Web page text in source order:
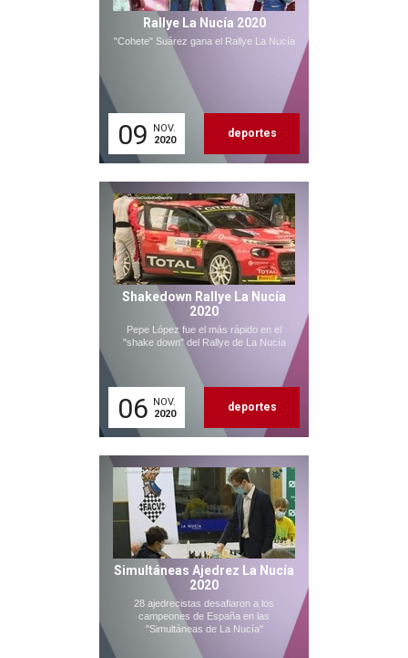
Rallye La Nucía 2020
"Cohete" Suárez gana el Rallye La Nucía
09
NOV.
2020
deportes
Shakedown Rallye La Nucía
2020
Pepe López fue el más rápido en el
"shake down" del Rallye de La Nucía
06 NOV.
2020
deportes
Simultáneas Ajedrez La Nucía
2020
28 ajedrecistas desafiaron a los
campeones de España en las
"Simultáneas de La Nucía"